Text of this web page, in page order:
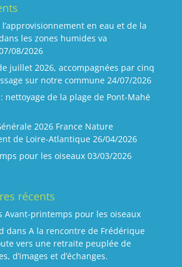
en eau et de la
les zones humides va
08/2026
juillet 2026, accompagnées par cinq
sur notre commune 24/07/2026
nettoyage de la plage de Pont-Mahé
2026 France Nature
de Loire-Atlantique 26/04/2026
pour les oiseaux 03/03/2026
récents
Avant-printemps pour les oiseaux
dans A la rencontre de Frédérique
vers une retraite peuplée de
d’images et d’échanges.